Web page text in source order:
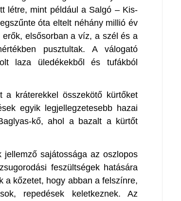
létre, mint például a Salgó – Kis-
óta eltelt néhány millió év
elsősorban a víz, a szél és a
pusztultak. A válogató
laza üledékekből és tufákból
a kráterekkel összekötő kürtőket
egyik legjellegzetesebb hazai
kő, ahol a bazalt a kürtőt
sajátossága az oszlopos
feszültségek hatására
a kőzetet, hogy abban a felszínre,
repedések keletkeznek. Az